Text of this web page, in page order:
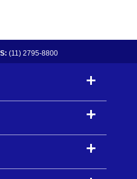
(11) 2795-8800
-
-